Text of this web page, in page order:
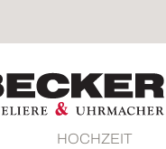
HOCHZEIT